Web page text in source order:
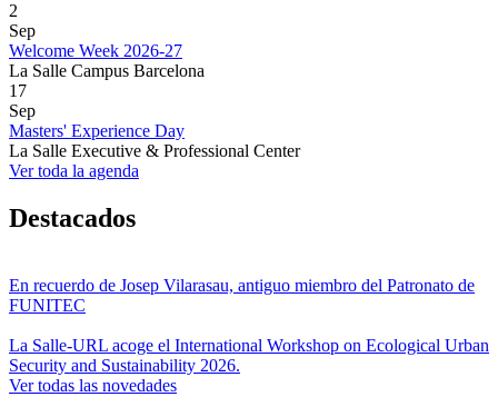
2
Sep
Welcome Week 2026-27
La Salle Campus Barcelona
17
Sep
Masters' Experience Day
La Salle Executive & Professional Center
Ver toda la agenda
Destacados
En recuerdo de Josep Vilarasau, antiguo miembro del Patronato de
FUNITEC
La Salle-URL acoge el International Workshop on Ecological Urban
Security and Sustainability 2026.
Ver todas las novedades